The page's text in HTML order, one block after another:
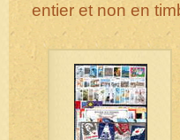
entier et non en